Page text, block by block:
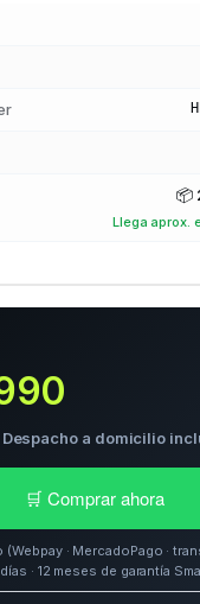
📦
Llega aprox.
Despacho a domicilio
🛒 Comprar ahora
· MercadoPago ·
· 12 meses de garantía